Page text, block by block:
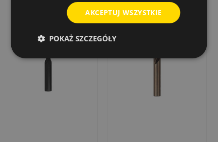
Rabat
AKCEPTUJ WSZYSTKIE
POKAŻ SZCZEGÓŁY